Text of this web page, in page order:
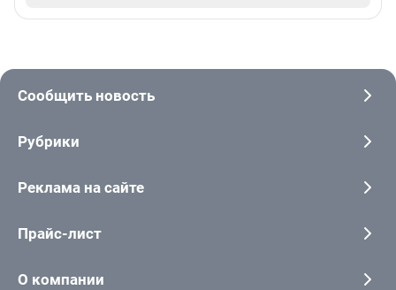
Сообщить новость
Рубрики
Реклама на сайте
Прайс-лист
О компании